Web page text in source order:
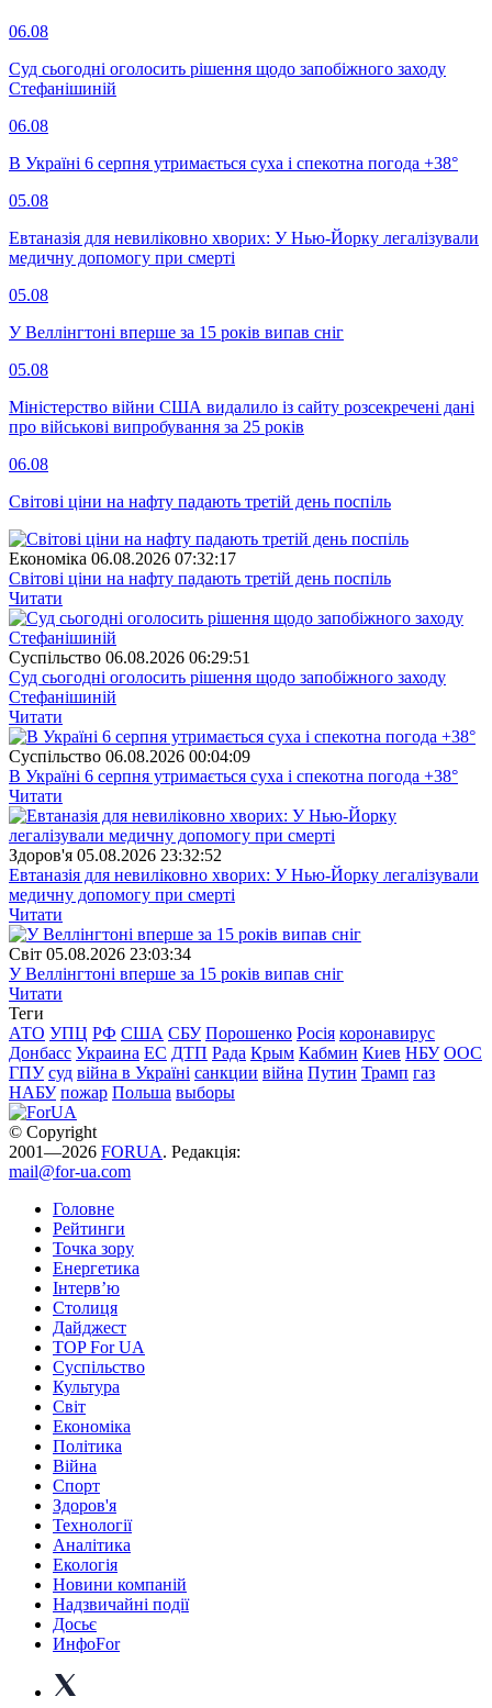
06.08
Суд сьогодні оголосить рішення щодо запобіжного заходу
Стефанішиній
06.08
В Україні 6 серпня утримається суха і спекотна погода +38°
05.08
Евтаназія для невиліковно хворих: У Нью-Йорку легалізували
медичну допомогу при смерті
05.08
У Веллінгтоні вперше за 15 років випав сніг
05.08
Міністерство війни США видалило із сайту розсекречені дані
про військові випробування за 25 років
06.08
Світові ціни на нафту падають третій день поспіль
Економіка 06.08.2026 07:32:17
Світові ціни на нафту падають третій день поспіль
Читати
Суспiльство 06.08.2026 06:29:51
Суд сьогодні оголосить рішення щодо запобіжного заходу
Стефанішиній
Читати
Суспiльство 06.08.2026 00:04:09
В Україні 6 серпня утримається суха і спекотна погода +38°
Читати
Здоров'я 05.08.2026 23:32:52
Евтаназія для невиліковно хворих: У Нью-Йорку легалізували
медичну допомогу при смерті
Читати
Свiт 05.08.2026 23:03:34
У Веллінгтоні вперше за 15 років випав сніг
Читати
Теги
АТО УПЦ РФ США СБУ Порошенко Росія коронавирус
Донбасс Украина ЕС ДТП Рада Крым Кабмин Киев НБУ ООС
ГПУ суд війна в Україні санкции війна Путин Трамп газ
НАБУ пожар Польша выборы
© Copyright
2001—2026 FORUA. Редакція:
mail@for-ua.com
Головне
Рейтинги
Точка зору
Енергетика
Інтерв’ю
Столиця
Дайджест
TOP For UA
Суспiльство
Культура
Світ
Економіка
Політика
Війна
Спорт
Здоров'я
Технології
Аналітика
Екологія
Новини компаній
Надзвичайні події
Досьє
ИнфоFor